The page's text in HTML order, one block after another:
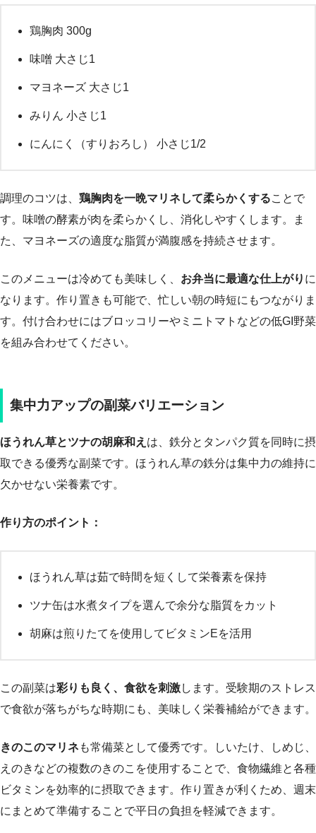
鶏胸肉 300g
味噌 大さじ1
マヨネーズ 大さじ1
みりん 小さじ1
にんにく（すりおろし） 小さじ1/2
調理のコツは、 鶏胸肉を一晩マリネして柔らかくすることで
す。味噌の酵素が肉を柔らかくし、消化しやすくします。ま
た、マヨネーズの適度な脂質が満腹感を持続させます。
このメニューは冷めても美味しく、 お弁当に最適な仕上がり に
なります。作り置きも可能で、忙しい朝の時短にもつながりま
す。付け合わせにはブロッコリーやミニトマトなどの低GI野菜
を組み合わせてください。
集中力アップの副菜バリエーション
ほうれん草とツナの胡麻和え は、鉄分とタンパク質を同時に摂
取できる優秀な副菜です。ほうれん草の鉄分は集中力の維持に
欠かせない栄養素です。
作り方のポイント：
ほうれん草は茹で時間を短くして栄養素を保持
ツナ缶は水煮タイプを選んで余分な脂質をカット
胡麻は煎りたてを使用してビタミンEを活用
この副菜は彩りも良く、食欲を刺激します。受験期のストレス
で食欲が落ちがちな時期にも、美味しく栄養補給ができます。
きのこのマリネ も常備菜として優秀です。しいたけ、しめじ、
えのきなどの複数のきのこを使用することで、食物繊維と各種
ビタミンを効率的に摂取できます。作り置きが利くため、週末
にまとめて準備することで平日の負担を軽減できます。